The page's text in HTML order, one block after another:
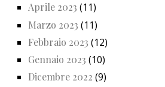
Aprile 2023 (11)
Marzo 2023 (11)
Febbraio 2023 (12)
Gennaio 2023 (10)
Dicembre 2022 (9)